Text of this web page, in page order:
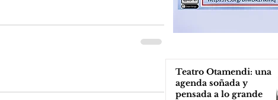
Teatro Otamendi: una
agenda soñada y
pensada a lo grande